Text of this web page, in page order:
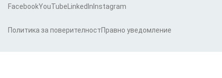
FacebookYouTubeLinkedIn Instagram
Политика за поверителностПравно уведомление